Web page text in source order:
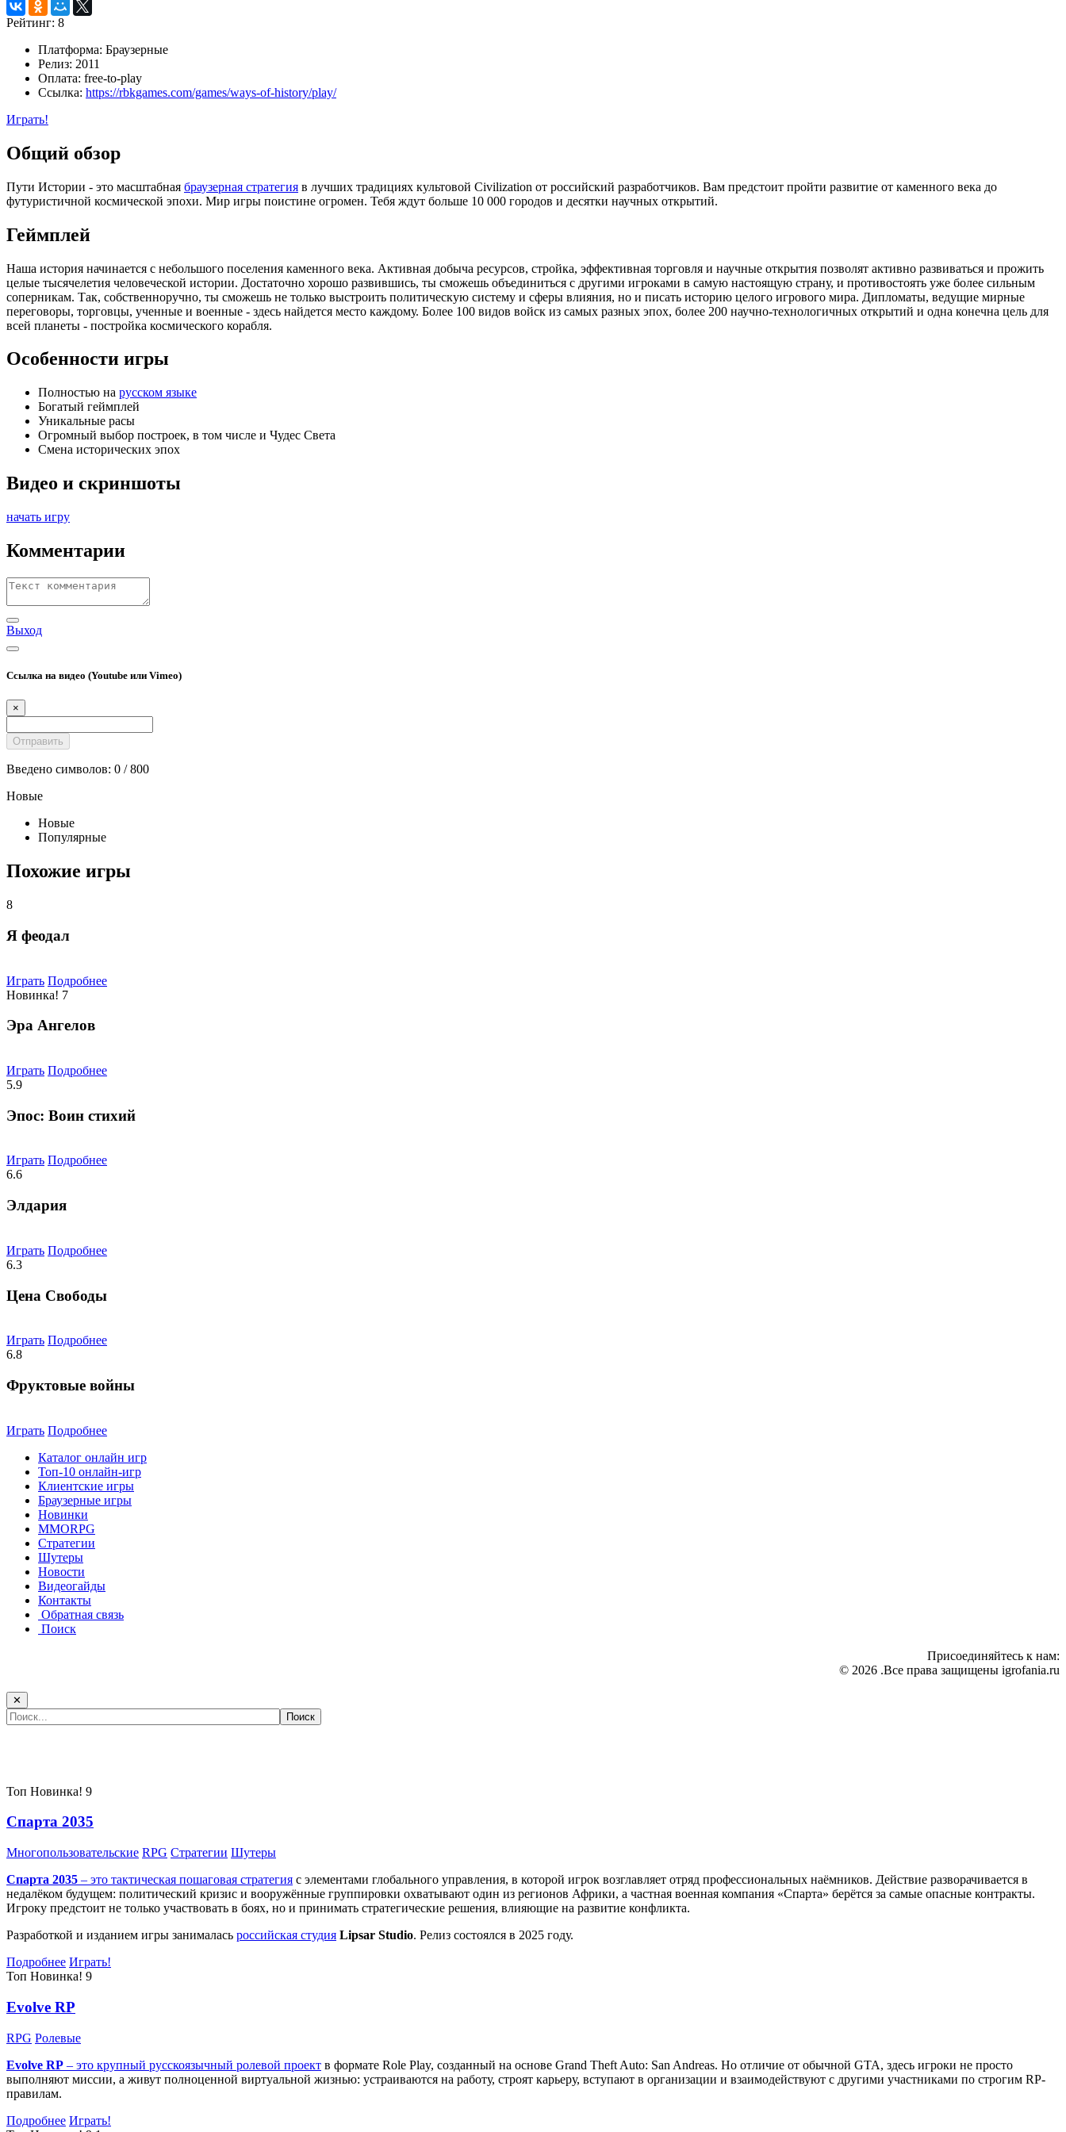
Рейтинг: 8
Платформа: Браузерные
Релиз: 2011
Оплата: free-to-play
Ссылка: https://rbkgames.com/games/ways-of-history/play/
Играть!
Общий обзор
Пути Истории - это масштабная браузерная стратегия в лучших традициях культовой Civilization от российский разработчиков. Вам предстоит пройти развитие от каменного века до
футуристичной космической эпохи. Мир игры поистине огромен. Тебя ждут больше 10 000 городов и десятки научных открытий.
Геймплей
Наша история начинается с небольшого поселения каменного века. Активная добыча ресурсов, стройка, эффективная торговля и научные открытия позволят активно развиваться и прожить
целые тысячелетия человеческой истории. Достаточно хорошо развившись, ты сможешь объединиться с другими игроками в самую настоящую страну, и противостоять уже более сильным
соперникам. Так, собственноручно, ты сможешь не только выстроить политическую систему и сферы влияния, но и писать историю целого игрового мира. Дипломаты, ведущие мирные
переговоры, торговцы, ученные и военные - здесь найдется место каждому. Более 100 видов войск из самых разных эпох, более 200 научно-технологичных открытий и одна конечна цель для
всей планеты - постройка космического корабля.
Особенности игры
Полностью на русском языке
Богатый геймплей
Уникальные расы
Огромный выбор построек, в том числе и Чудес Света
Смена исторических эпох
Видео и скриншоты
начать игру
Комментарии
Выход
Ссылка на видео (Youtube или Vimeo)
×
Введено символов: 0 / 800
Новые
Новые
Популярные
Похожие игры
8
Я феодал
Играть Подробнее
Новинка! 7
Эра Ангелов
Играть Подробнее
5.9
Эпос: Воин стихий
Играть Подробнее
6.6
Элдария
Играть Подробнее
6.3
Цена Свободы
Играть Подробнее
6.8
Фруктовые войны
Играть Подробнее
Каталог онлайн игр
Топ-10 онлайн-игр
Клиентские игры
Браузерные игры
Новинки
MMORPG
Стратегии
Шутеры
Новости
Видеогайды
Контакты
Обратная связь
Поиск
Присоединяйтесь к нам:
© 2026 .Все права защищены igrofania.ru
✕
Топ Новинка! 9
Спарта 2035
Многопользовательские RPG Стратегии Шутеры
Спарта 2035 – это тактическая пошаговая стратегия с элементами глобального управления, в которой игрок возглавляет отряд профессиональных наёмников. Действие разворачивается в
недалёком будущем: политический кризис и вооружённые группировки охватывают один из регионов Африки, а частная военная компания «Спарта» берётся за самые опасные контракты.
Игроку предстоит не только участвовать в боях, но и принимать стратегические решения, влияющие на развитие конфликта.
Разработкой и изданием игры занималась российская студия Lipsar Studio. Релиз состоялся в 2025 году.
Подробнее Играть!
Топ Новинка! 9
Evolve RP
RPG Ролевые
Evolve RP – это крупный русскоязычный ролевой проект в формате Role Play, созданный на основе Grand Theft Auto: San Andreas. Но отличие от обычной GTA, здесь игроки не просто
выполняют миссии, а живут полноценной виртуальной жизнью: устраиваются на работу, строят карьеру, вступают в организации и взаимодействуют с другими участниками по строгим RP-
правилам.
Подробнее Играть!